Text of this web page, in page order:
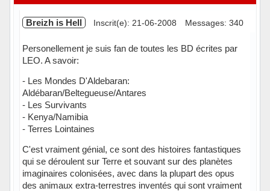
Breizh is Hell Inscrit(e): 21-06-2008 Messages: 340
Personellement je suis fan de toutes les BD écrites par
LEO. A savoir:
- Les Mondes D'Aldebaran:
Aldébaran/Beltegueuse/Antares
- Les Survivants
- Kenya/Namibia
- Terres Lointaines
C'est vraiment génial, ce sont des histoires fantastiques
qui se déroulent sur Terre et souvant sur des planètes
imaginaires colonisées, avec dans la plupart des opus
des animaux extra-terrestres inventés qui sont vraiment